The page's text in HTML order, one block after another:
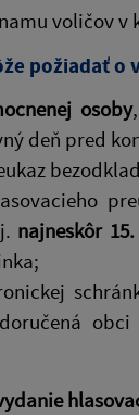
voličov
požiadať o
osoby
deň pred
najneskôr 15.